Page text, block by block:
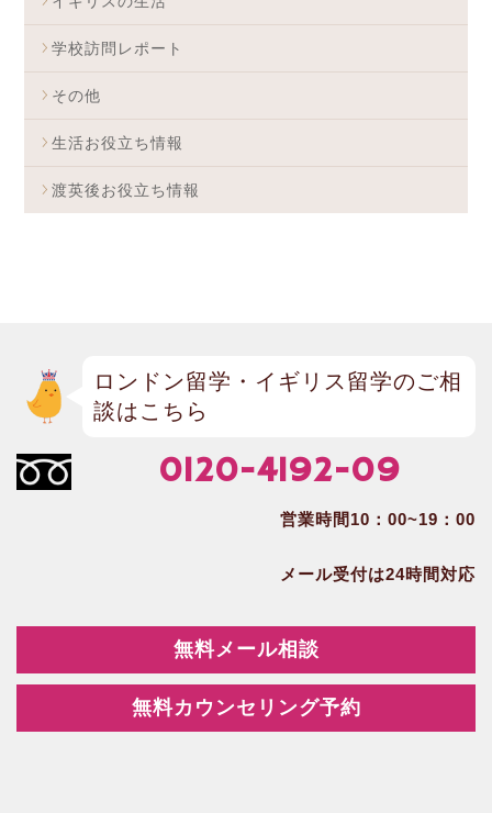
学校訪問レポート
その他
生活お役立ち情報
渡英後お役立ち情報
ロンドン留学・イギリス留学のご相
談はこちら
0120-4192-09
営業時間10：00~19：00
メール受付は24時間対応
無料メール相談
無料カウンセリング予約